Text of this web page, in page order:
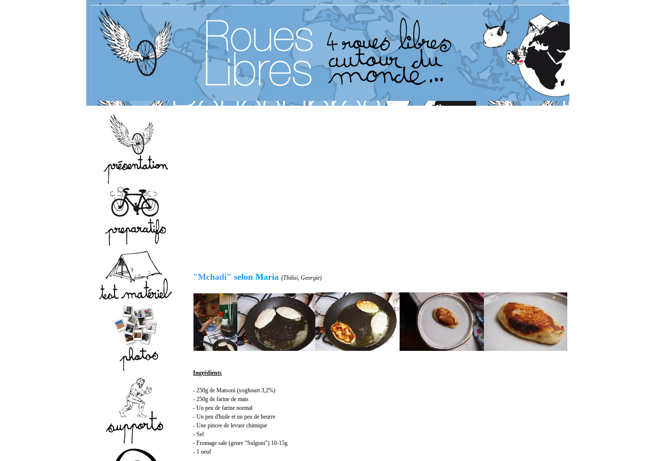
"Mchadi" selon Maria (Tbilisi, Georgie)
Ingrédients
- 250g de Matsoni (yoghourt 3,2%)
- 250g de farine de mais
- Un peu de farine normal
- Un peu d'huile et un peu de beurre
- Une pincee de levure chimique
- Sel
- Fromage sale (genre "Sulguni") 10-15g
- 1 oeuf